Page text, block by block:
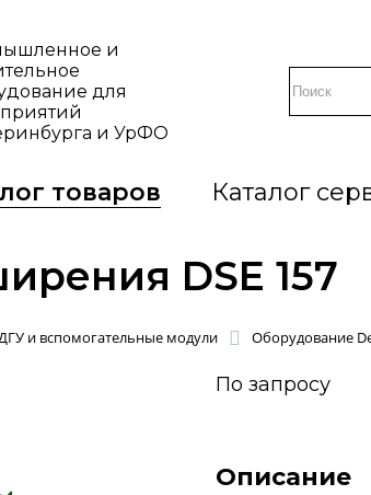
и
для
и УрФО
товаров Каталог
DSE 157
и вспомогательные модули Оборудование
По запросу
Описание